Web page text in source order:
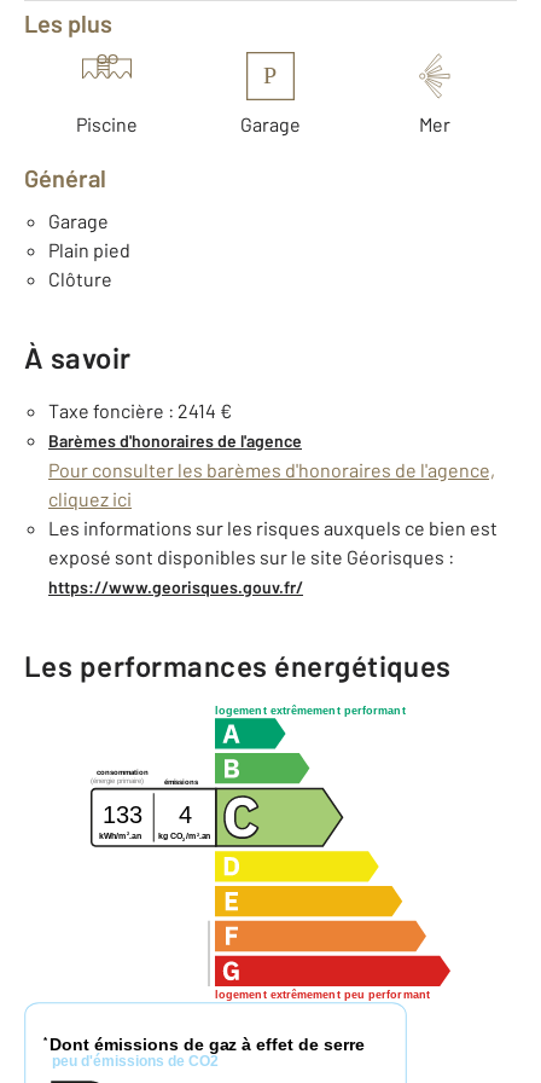
Les plus
Piscine
P
Garage Mer
Général
Garage
Plain pied
Clôture
À savoir
Taxe foncière : 2414 €
Barèmes d'honoraires de l'agence
Pour consulter les barèmes d'honoraires de l'agence,
cliquez ici
Les informations sur les risques auxquels ce bien est
exposé sont disponibles sur le site Géorisques :
https://www.georisques.gouv.fr/
Les performances énergétiques
logement extrêmement performant
logement extrêmement peu performant
consommation
émissions
(énergie primaire)
133 4
kWh/m 2 .an kg CO2/m2.an
* Dont émissions de gaz à effet de serre
peu d'émissions de CO2